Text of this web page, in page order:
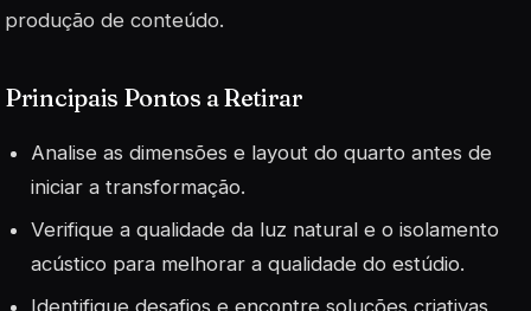
produção de conteúdo.
Principais Pontos a Retirar
Analise as dimensões e layout do quarto antes de
iniciar a transformação.
Verifique a qualidade da luz natural e o isolamento
acústico para melhorar a qualidade do estúdio.
Identifique desafios e encontre soluções criativas